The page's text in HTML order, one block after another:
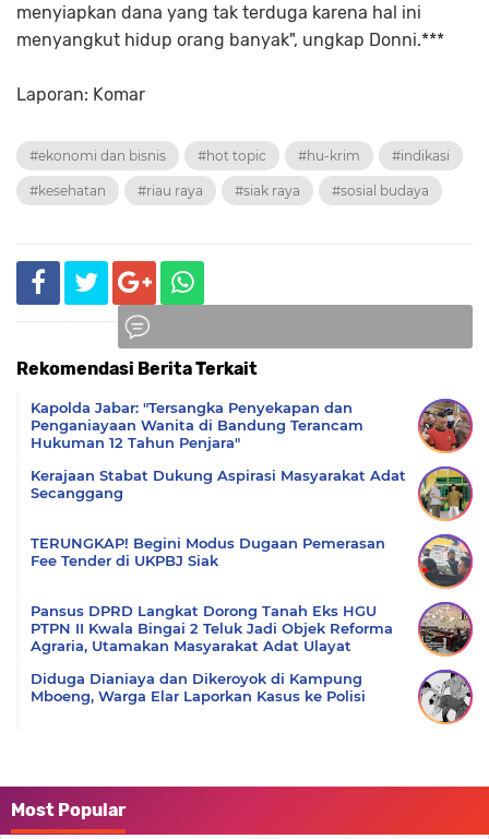
menyiapkan dana yang tak terduga karena hal ini
menyangkut hidup orang banyak", ungkap Donni.***
Laporan: Komar
#ekonomi dan bisnis #hot topic #hu-krim #indikasi
#kesehatan #riau raya #siak raya #sosial budaya
Rekomendasi Berita Terkait
Kapolda Jabar: "Tersangka Penyekapan dan
Penganiayaan Wanita di Bandung Terancam
Hukuman 12 Tahun Penjara"
Kerajaan Stabat Dukung Aspirasi Masyarakat Adat
Secanggang
TERUNGKAP! Begini Modus Dugaan Pemerasan
Fee Tender di UKPBJ Siak
Pansus DPRD Langkat Dorong Tanah Eks HGU
PTPN II Kwala Bingai 2 Teluk Jadi Objek Reforma
Agraria, Utamakan Masyarakat Adat Ulayat
Diduga Dianiaya dan Dikeroyok di Kampung
Mboeng, Warga Elar Laporkan Kasus ke Polisi
Most Popular